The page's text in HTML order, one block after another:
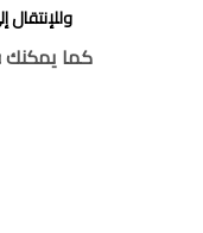
وللإنتقال
كما يمكنك